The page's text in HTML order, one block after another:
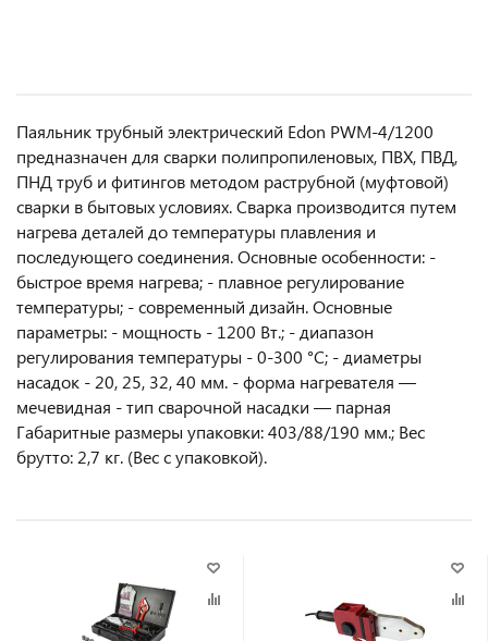
Паяльник трубный электрический Edon PWM-4/1200
предназначен для сварки полипропиленовых, ПВХ, ПВД,
ПНД труб и фитингов методом раструбной (муфтовой)
сварки в бытовых условиях. Сварка производится путем
нагрева деталей до температуры плавления и
последующего соединения. Основные особенности: -
быстрое время нагрева; - плавное регулирование
температуры; - современный дизайн. Основные
параметры: - мощность - 1200 Вт.; - диапазон
регулирования температуры - 0-300 °C; - диаметры
насадок - 20, 25, 32, 40 мм. - форма нагревателя —
мечевидная - тип сварочной насадки — парная
Габаритные размеры упаковки: 403/88/190 мм.; Вес
брутто: 2,7 кг. (Вес с упаковкой).